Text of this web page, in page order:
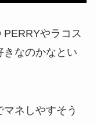
やラコス
きなのかな とい
ネしやすそう